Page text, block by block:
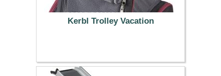
Kerbl Trolley Vacation
39.99 €